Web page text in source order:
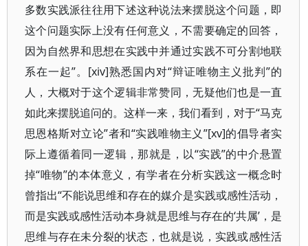
多数实践派往往用下述这种说法来摆脱这个问题，即
这个问题实际上没有任何意义，不需要确定的回答，
因为自然界和思想在实践中并通过实践不可分割地联
系在一起”。[xiv]熟悉国内对“辩证唯物主义批判”的
人，大概对于这个逻辑非常赞同，无疑他们也是一直
如此来摆脱追问的。这样一来，我们看到，对于“马克
思恩格斯对立论”者和“实践唯物主义”[xv]的倡导者实
际上遵循着同一逻辑，那就是，以“实践”的中介悬置
掉“唯物”的本体意义，有学者在分析实践这一概念时
曾指出“不能说思维和存在的媒介是实践或感性活动，
而是实践或感性活动本身就是思维与存在的‘共属’，是
思维与存在未分裂的状态，也就是说，实践或感性活